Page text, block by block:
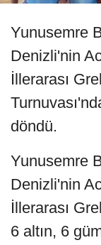
Yunusemre
Denizli'nin
İllerarası
döndü.
Yunusemre
Denizli'nin
İllerarası
6 altın, 6